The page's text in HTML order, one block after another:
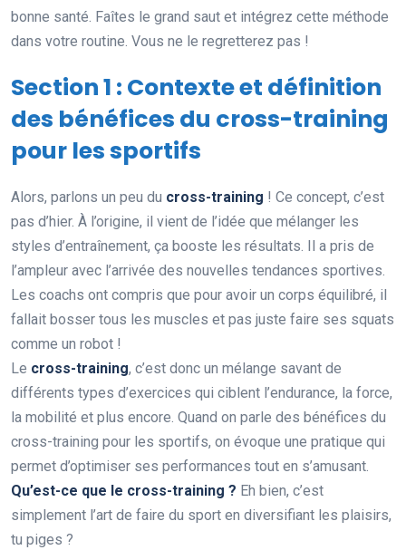
bonne santé. Faîtes le grand saut et intégrez cette méthode
dans votre routine. Vous ne le regretterez pas !
Section 1 : Contexte et définition
des bénéfices du cross-training
pour les sportifs
Alors, parlons un peu du cross-training ! Ce concept, c’est
pas d’hier. À l’origine, il vient de l’idée que mélanger les
styles d’entraînement, ça booste les résultats. Il a pris de
l’ampleur avec l’arrivée des nouvelles tendances sportives.
Les coachs ont compris que pour avoir un corps équilibré, il
fallait bosser tous les muscles et pas juste faire ses squats
comme un robot !
Le cross-training, c’est donc un mélange savant de
différents types d’exercices qui ciblent l’endurance, la force,
la mobilité et plus encore. Quand on parle des bénéfices du
cross-training pour les sportifs, on évoque une pratique qui
permet d’optimiser ses performances tout en s’amusant.
Qu’est-ce que le cross-training ? Eh bien, c’est
simplement l’art de faire du sport en diversifiant les plaisirs,
tu piges ?